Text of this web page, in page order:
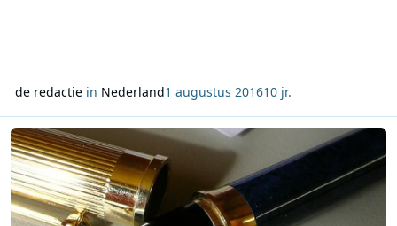
de redactiein Nederland1 augustus 201610 jr.
Lees meer over Column Hans Knot: Programmamakers